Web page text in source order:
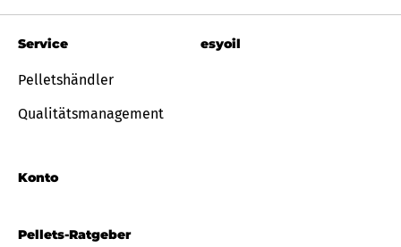
Pellets-Ratgeber
Service
Pelletshändler
Qualitätsmanagement
Konto
esyoil